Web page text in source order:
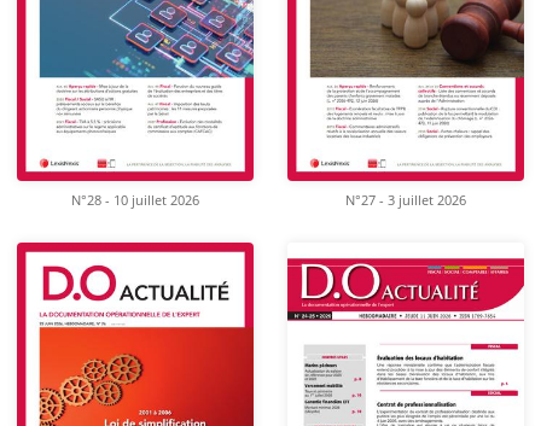
N°28 - 10 juillet 2026 N°27 - 3 juillet 2026